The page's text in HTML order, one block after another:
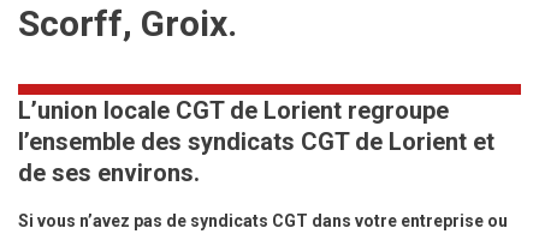
Scorff, Groix.
L’union locale CGT de Lorient regroupe
l’ensemble des syndicats CGT de Lorient et
de ses environs.
Si vous n’avez pas de syndicats CGT dans votre entreprise ou